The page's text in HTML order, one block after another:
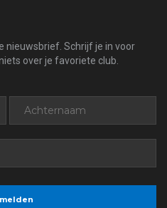
nieuwsbrief. Schrijf je in voor
over je favoriete club.